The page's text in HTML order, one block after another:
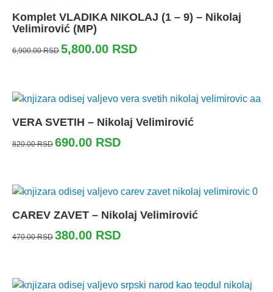
Komplet VLADIKA NIKOLAJ (1 – 9) – Nikolaj
Velimirović (MP)
6,900.00RSD 5,800.00 RSD
VERA SVETIH – Nikolaj Velimirović
820.00RSD 690.00 RSD
CAREV ZAVET – Nikolaj Velimirović
470.00RSD 380.00 RSD